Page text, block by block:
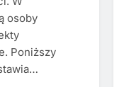
osoby
Poniższy